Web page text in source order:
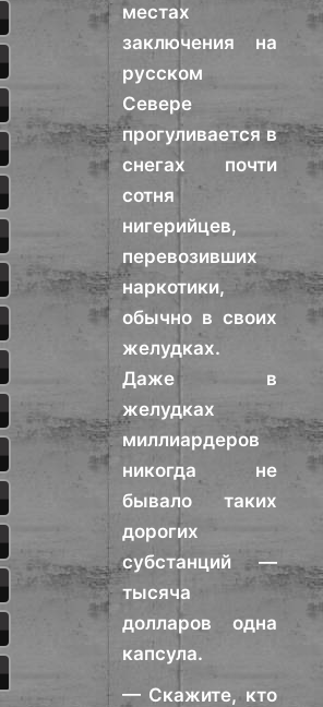
местах
заключения на
русском
Севере
прогуливается в
снегах почти
сотня
нигерийцев,
перевозивших
наркотики,
обычно в своих
желудках.
Даже в
желудках
миллиардеров
никогда не
бывало таких
дорогих
субстанций —
тысяча
долларов одна
капсула.
— Скажите, кто